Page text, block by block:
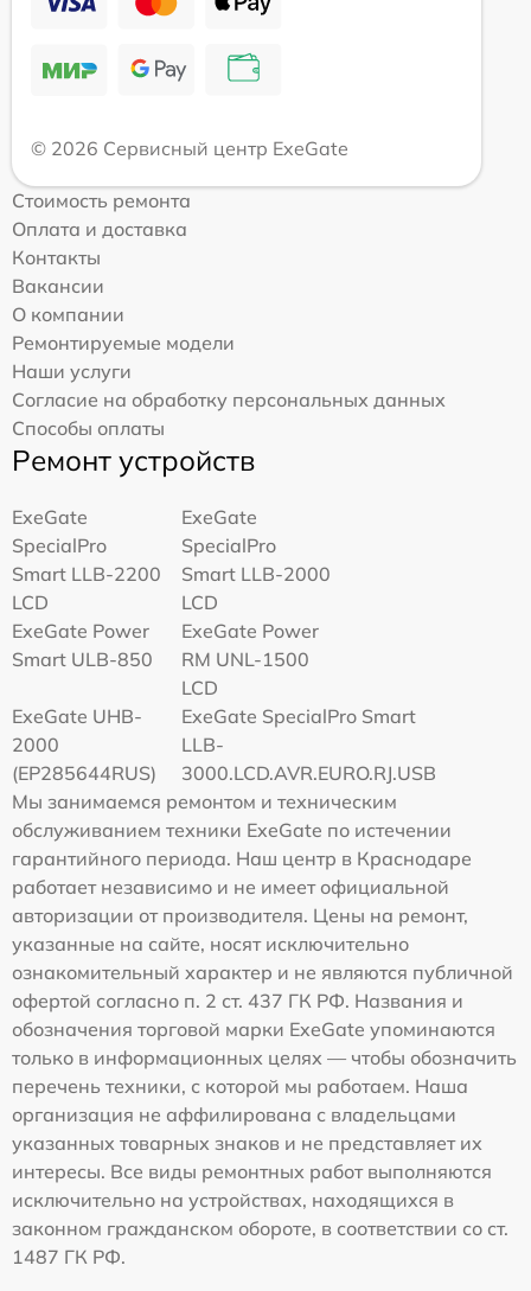
© 2026 Сервисный центр ExeGate
Стоимость ремонта
Оплата и доставка
Контакты
Вакансии
О компании
Ремонтируемые модели
Наши услуги
Согласие на обработку персональных данных
Способы оплаты
Ремонт устройств
ExeGate
SpecialPro
Smart LLB-2200
LCD
ExeGate
SpecialPro
Smart LLB-2000
LCD
ExeGate Power
Smart ULB-850
ExeGate Power
RM UNL-1500
LCD
ExeGate UHB-
2000
(EP285644RUS)
ExeGate SpecialPro Smart
LLB-
3000.LCD.AVR.EURO.RJ.USB
Мы занимаемся ремонтом и техническим
обслуживанием техники ExeGate по истечении
гарантийного периода. Наш центр в Краснодаре
работает независимо и не имеет официальной
авторизации от производителя. Цены на ремонт,
указанные на сайте, носят исключительно
ознакомительный характер и не являются публичной
офертой согласно п. 2 ст. 437 ГК РФ. Названия и
обозначения торговой марки ExeGate упоминаются
только в информационных целях — чтобы обозначить
перечень техники, с которой мы работаем. Наша
организация не аффилирована с владельцами
указанных товарных знаков и не представляет их
интересы. Все виды ремонтных работ выполняются
исключительно на устройствах, находящихся в
законном гражданском обороте, в соответствии со ст.
1487 ГК РФ.